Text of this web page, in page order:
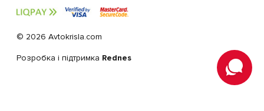
© 2026 Avtokrisla.com
Розробка і підтримка Rednes